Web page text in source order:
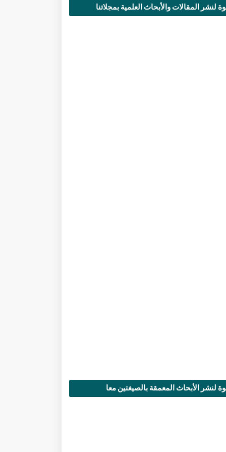
لنشر المقالات والأبحاث العلمية بمجلاتنا
لنشر الأبحاث المعمقة بالصيغتين معا